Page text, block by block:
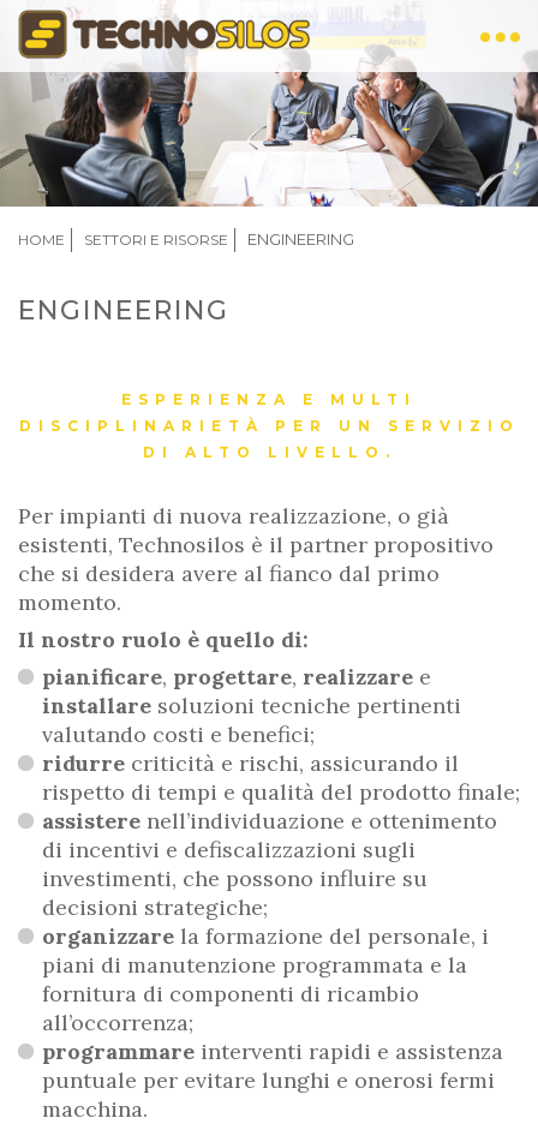
Salta
contenuto
principale
BRICIOLE
PANE
HOME SETTORI E RISORSE ENGINEERING
ENGINEERING
ESPERIENZA E MULTI
DISCIPLINARIETÀ PER UN SERVIZIO
DI ALTO LIVELLO.
Per impianti di nuova realizzazione, o già
esistenti, Technosilos è il partner propositivo
che si desidera avere al fianco dal primo
momento.
Il nostro ruolo è quello di:
pianificare, progettare, realizzare e
installare soluzioni tecniche pertinenti
valutando costi e benefici;
ridurre criticità e rischi, assicurando il
rispetto di tempi e qualità del prodotto finale;
assistere nell’individuazione e ottenimento
di incentivi e defiscalizzazioni sugli
investimenti, che possono influire su
decisioni strategiche;
organizzare la formazione del personale, i
piani di manutenzione programmata e la
fornitura di componenti di ricambio
all’occorrenza;
programmare interventi rapidi e assistenza
puntuale per evitare lunghi e onerosi fermi
macchina.